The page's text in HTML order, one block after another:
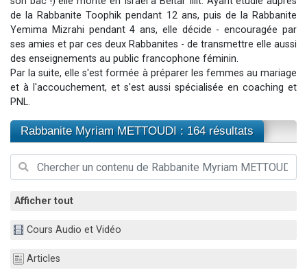
Ariel vient de donner son Maasser
Il reste 49 places pour étudier en groupe sur Zoom
Nathaniel vient de donner son Maasser
6 personnes viennent de faire un don pour 5 enfants déjà orphelins risquent de perdre leur maman
de la Rabbanite Toophik pendant 12 ans, puis de la Rabbanite
Yemima Mizrahi pendant 4 ans, elle décide - encouragée par
ses amies et par ces deux Rabbanites - de transmettre elle aussi
des enseignements au public francophone féminin.
Par la suite, elle s'est formée à préparer les femmes au mariage
et à l'accouchement, et s'est aussi spécialisée en coaching et
PNL.
Rabbanite Myriam METTOUDI : 164 résultats
Afficher tout
Cours Audio et Vidéo
Articles